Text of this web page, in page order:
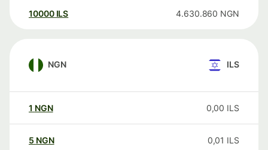
10000 ILS 4.630.860 NGN
NGN ILS
1 NGN 0,00 ILS
5 NGN 0,01 ILS